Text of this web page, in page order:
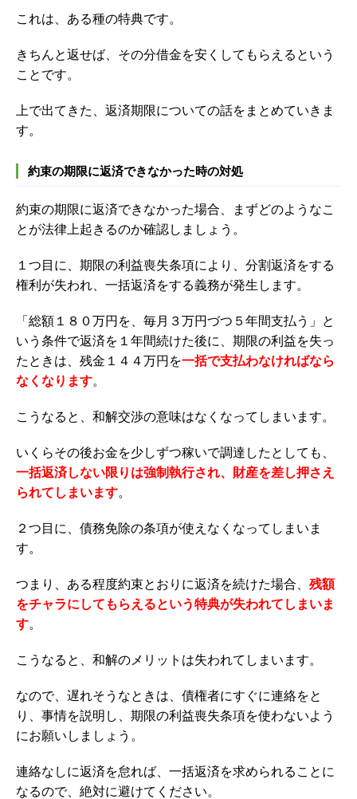
これは、ある種の特典です。
きちんと返せば、その分借金を安くしてもらえるという
ことです。
上で出てきた、返済期限についての話をまとめていきま
す。
約束の期限に返済できなかった時の対処
約束の期限に返済できなかった場合、まずどのようなこ
とが法律上起きるのか確認しましょう。
１つ目に、期限の利益喪失条項により、分割返済をする
権利が失われ、一括返済をする義務が発生します。
「総額１８０万円を、毎月３万円づつ５年間支払う」と
いう条件で返済を１年間続けた後に、期限の利益を失っ
たときは、残金１４４万円を一括で支払わなければなら
なくなります。
こうなると、和解交渉の意味はなくなってしまいます。
いくらその後お金を少しずつ稼いで調達したとしても、
一括返済しない限りは強制執行され、財産を差し押さえ
られてしまいます。
２つ目に、債務免除の条項が使えなくなってしまいま
す。
つまり、ある程度約束とおりに返済を続けた場合、 残額
をチャラにしてもらえるという特典が失われてしまいま
す。
こうなると、和解のメリットは失われてしまいます。
なので、遅れそうなときは、債権者にすぐに連絡をと
り、事情を説明し、期限の利益喪失条項を使わないよう
にお願いしましょう。
連絡なしに返済を怠れば、一括返済を求められることに
なるので、絶対に避けてください。